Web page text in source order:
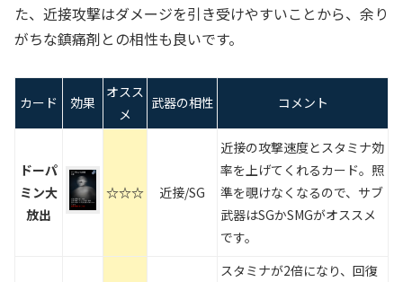
た、近接攻撃はダメージを引き受けやすいことから、余り
がちな鎮痛剤との相性も良いです。
カード 効果
オスス
メ
武器の相性 コメント
ドーパ
ミン大
放出
☆☆☆ 近接/SG
近接の攻撃速度とスタミナ効
率を上げてくれるカード。照
準を覗けなくなるので、サブ
武器はSGかSMGがオススメ
です。
スタミナが2倍になり、回復